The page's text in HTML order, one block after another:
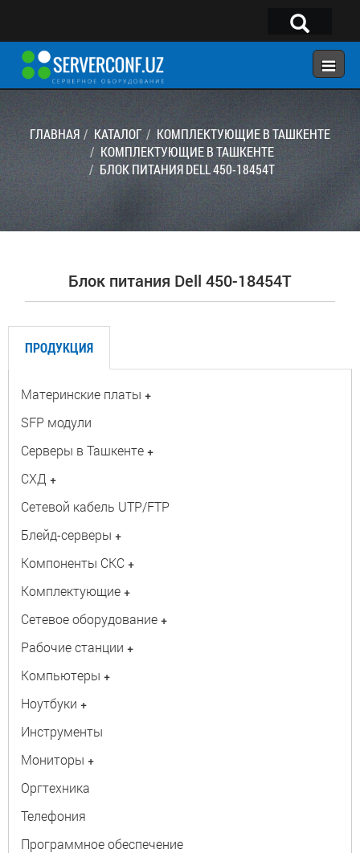
×
ГЛАВНАЯ
КОНФИГУРАТОР
КАТАЛОГ
Telegram:@serverconf_uz
Тел: (90) 932-18-00
ГЛАВНАЯ КАТАЛОГ
КОМПЛЕКТУЮЩИЕ В ТАШКЕНТЕ
КОМПЛЕКТУЮЩИЕ В ТАШКЕНТЕ
БЛОК ПИТАНИЯ DELL 450-18454T
Блок питания Dell 450-18454T
ПРОДУКЦИЯ
Материнские платы +
SFP модули
Серверы в Ташкенте +
СХД +
Сетевой кабель UTP/FTP
Блейд-серверы +
Компоненты СКС +
Комплектующие +
Сетевое оборудование +
Рабочие станции +
Компьютеры +
Ноутбуки +
Инструменты
Мониторы +
Оргтехника
Телефония
Программное обеспечение